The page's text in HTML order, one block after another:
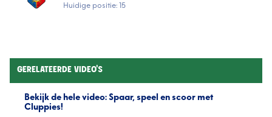
Huidige positie: 15
GERELATEERDE VIDEO'S
Bekijk de hele video: Spaar, speel en scoor met
Cluppies!